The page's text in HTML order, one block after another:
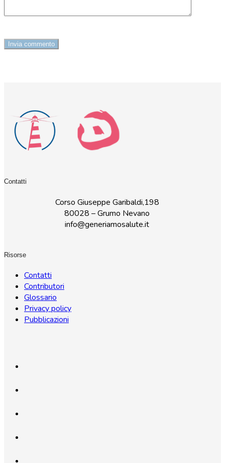
Contatti
Corso Giuseppe Garibaldi,198
80028 – Grumo Nevano
info@generiamosalute.it
Risorse
Contatti
Contributori
Glossario
Privacy policy
Pubblicazioni